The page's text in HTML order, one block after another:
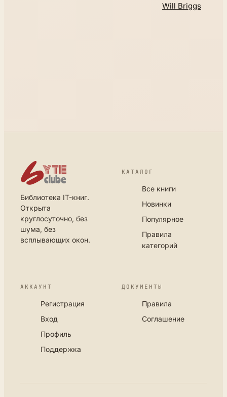
Will Briggs
Библиотека IT-книг.
Открыта
круглосуточно, без
шума, без
всплывающих окон.
КАТАЛОГ
Все книги
Новинки
Популярное
Правила
категорий
АККАУНТ
Регистрация
Вход
Профиль
Поддержка
ДОКУМЕНТЫ
Правила
Соглашение